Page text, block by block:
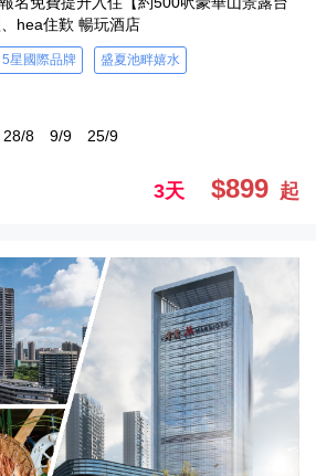
hea住歎 暢玩酒店
5星國際品牌 盛夏池畔嬉水
28/8 9/9 25/9
3天 $899 起